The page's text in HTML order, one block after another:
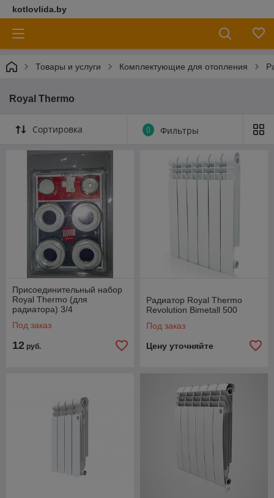
kotlovlida.by
Товары и услуги Комплектующие для отопления
Royal Thermo
Сортировка 0 Фильтры
Присоединительный набор
Royal Thermo (для
радиатора) 3/4
Под заказ
12 руб.
Радиатор Royal Thermo
Revolution Bimetall 500
Под заказ
Цену уточняйте